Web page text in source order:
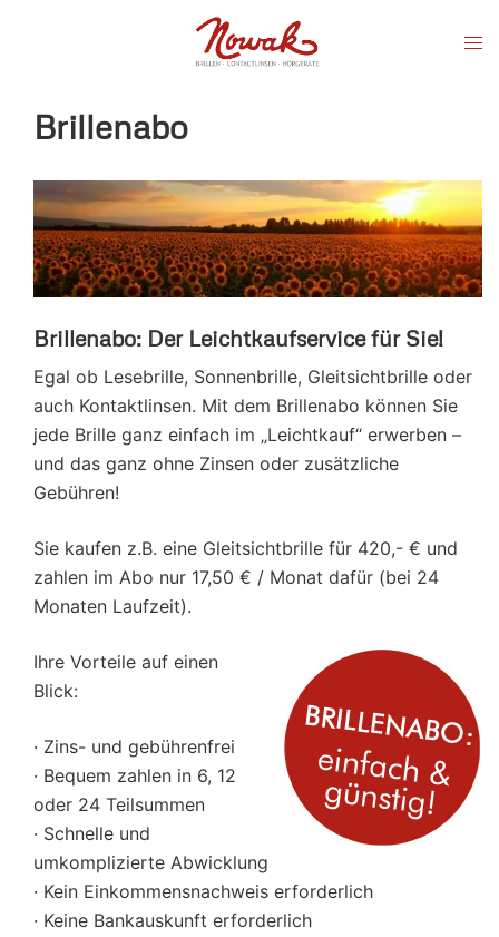
Brillenabo
Brillenabo: Der Leichtkaufservice für Sie!
Egal ob Lesebrille, Sonnenbrille, Gleitsichtbrille oder
auch Kontaktlinsen. Mit dem Brillenabo können Sie
jede Brille ganz einfach im „Leichtkauf“ erwerben –
und das ganz ohne Zinsen oder zusätzliche
Gebühren!
Sie kaufen z.B. eine Gleitsichtbrille für 420,- € und
zahlen im Abo nur 17,50 € / Monat dafür (bei 24
Monaten Laufzeit).
Ihre Vorteile auf einen
Blick:
· Zins- und gebührenfrei
· Bequem zahlen in 6, 12
oder 24 Teilsummen
· Schnelle und
umkomplizierte Abwicklung
· Kein Einkommensnachweis erforderlich
· Keine Bankauskunft erforderlich